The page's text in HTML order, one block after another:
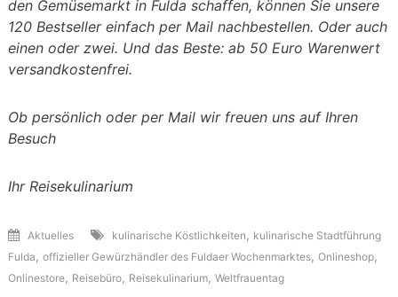
den Gemüsemarkt in Fulda schaffen, können Sie unsere
120 Bestseller einfach per Mail nachbestellen. Oder auch
einen oder zwei. Und das Beste: ab 50 Euro Warenwert
versandkostenfrei.
Ob persönlich oder per Mail wir freuen uns auf Ihren
Besuch
Ihr Reisekulinarium
Aktuelles kulinarische Köstlichkeiten , kulinarische Stadtführung
Fulda , offizieller Gewürzhändler des Fuldaer Wochenmarktes, Onlineshop,
Onlinestore, Reisebüro, Reisekulinarium, Weltfrauentag